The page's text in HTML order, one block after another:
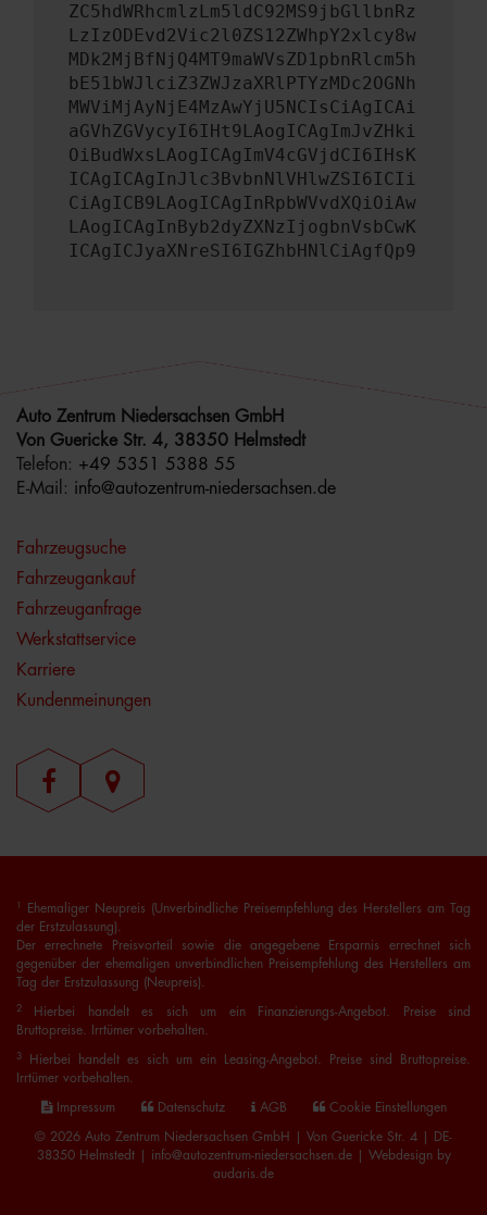
ZC5hdWRhcmlzLm5ldC92MS9jbGllbnRz
LzIzODEvd2Vic2l0ZS12ZWhpY2xlcy8w
MDk2MjBfNjQ4MT9maWVsZD1pbnRlcm5h
bE51bWJlciZ3ZWJzaXRlPTYzMDc2OGNh
MWViMjAyNjE4MzAwYjU5NCIsCiAgICAi
aGVhZGVycyI6IHt9LAogICAgImJvZHki
OiBudWxsLAogICAgImV4cGVjdCI6IHsK
ICAgICAgInJlc3BvbnNlVHlwZSI6ICIi
CiAgICB9LAogICAgInRpbWVvdXQiOiAw
LAogICAgInByb2dyZXNzIjogbnVsbCwK
ICAgICJyaXNreSI6IGZhbHNlCiAgfQp9
Auto Zentrum Niedersachsen GmbH
Von Guericke Str. 4, 38350 Helmstedt
Telefon: +49 5351 5388 55
E-Mail: info@autozentrum-niedersachsen.de
Fahrzeugsuche
Fahrzeugankauf
Fahrzeuganfrage
Werkstattservice
Karriere
Kundenmeinungen
1
Ehemaliger Neupreis (Unverbindliche Preisempfehlung des Herstellers am Tag
der Erstzulassung).
Der errechnete Preisvorteil sowie die angegebene Ersparnis errechnet sich
gegenüber der ehemaligen unverbindlichen Preisempfehlung des Herstellers am
Tag der Erstzulassung (Neupreis).
2
Hierbei handelt es sich um ein Finanzierungs-Angebot. Preise sind
Bruttopreise. Irrtümer vorbehalten.
3
Hierbei handelt es sich um ein Leasing-Angebot. Preise sind Bruttopreise.
Irrtümer vorbehalten.
Impressum Datenschutz AGB Cookie Einstellungen
© 2026 Auto Zentrum Niedersachsen GmbH | Von Guericke Str. 4 | DE-
38350 Helmstedt | info@autozentrum-niedersachsen.de | Webdesign by
audaris.de